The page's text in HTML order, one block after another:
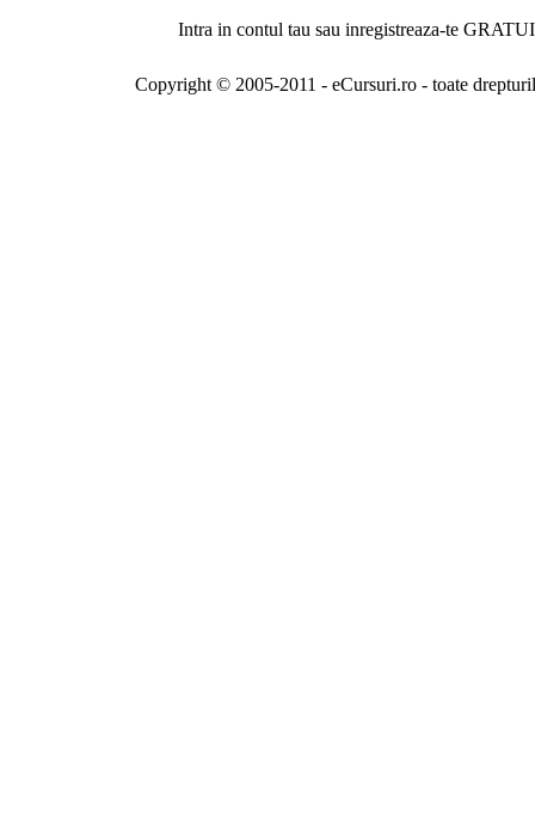
Intra in contul tau sau inregistreaza-te
Copyright © 2005-2011 - eCursuri.ro - toate